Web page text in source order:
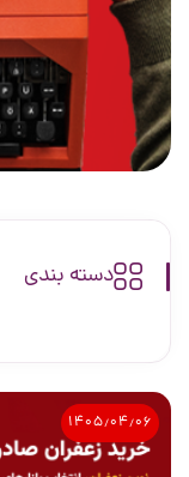
دسته بندی
۱۴۰۵٫۰۴٫۰۶